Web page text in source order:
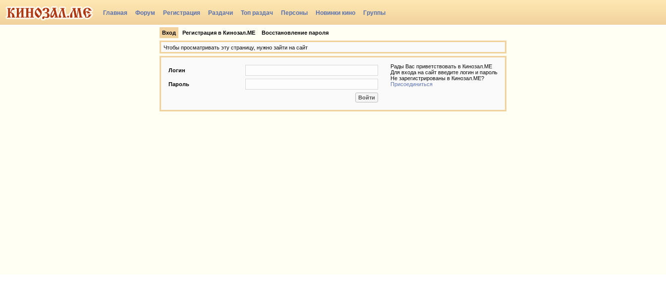
Главная Форум Регистрация Раздачи Топ раздач Персоны Новинки кино Группы
Вход Регистрация в Кинозал.МЕ Восстановление пароля
Чтобы просматривать эту страницу, нужно зайти на сайт
Логин
Пароль
Рады Вас приветствовать в Кинозал.МЕ
Для входа на сайт введите логин и пароль
Не зарегистрированы в Кинозал.МЕ?
Присоединиться